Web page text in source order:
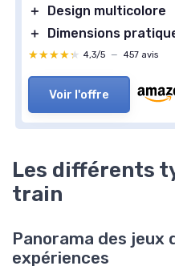
＋
Design multicolore
＋
Dimensions
★★★★★
★★★★★ 4,3/5 — 457 avis
Voir l'offre
Les différents
train
Panorama des
expériences